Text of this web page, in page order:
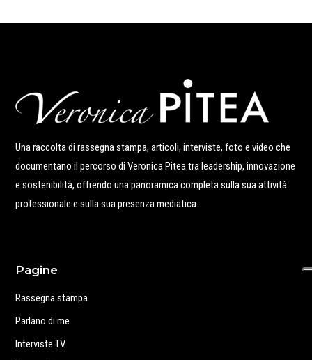
Una raccolta di rassegna stampa, articoli, interviste, foto e video che
documentano il percorso di Veronica Pitea tra leadership, innovazione
e sostenibilità, offrendo una panoramica completa sulla sua attività
professionale e sulla sua presenza mediatica.
Pagine
Rassegna stampa
Parlano di me
Interviste TV